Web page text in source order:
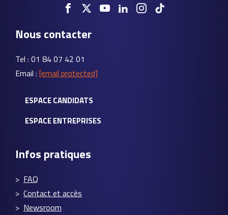
Nous contacter
Tel : 01 84 07 42 01
Email : [email protected]
ESPACE CANDIDATS
ESPACE ENTREPRISES
Infos pratiques
FAQ
Contact et accès
Newsroom